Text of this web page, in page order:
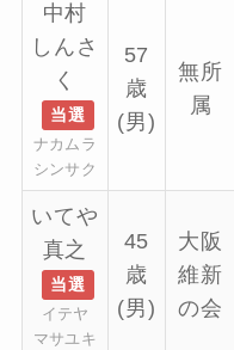
中村
しんさ
く
当選
ナカムラ
シンサク
57
歳
(男)
無所
属
いてや
真之
当選
イテヤ
マサユキ
45
歳
(男)
大阪
維新
の会